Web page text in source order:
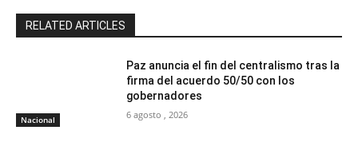
RELATED ARTICLES
Nacional
Paz anuncia el fin del centralismo tras la
firma del acuerdo 50/50 con los
gobernadores
6 agosto , 2026